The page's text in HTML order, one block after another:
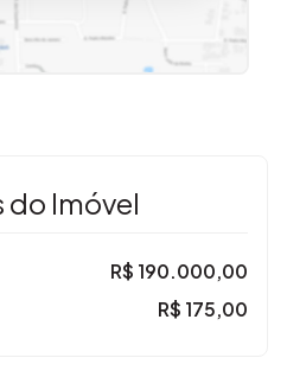
do Imóvel
R$ 190.000,00
R$ 175,00